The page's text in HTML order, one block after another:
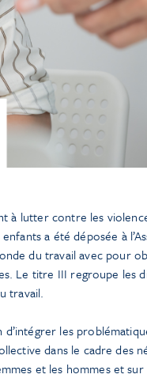
à lutter contre les
a été déposée à
du travail avec pour
Le titre III regroupe les
travail.
les
dans le cadre des
et les hommes et